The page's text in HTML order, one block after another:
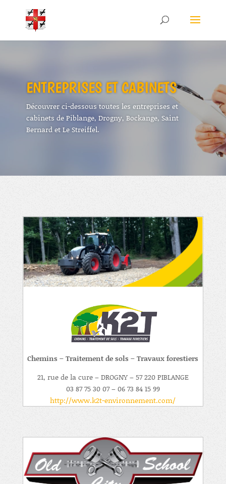
ENTREPRISES ET CABINETS
Découvrer ci-dessous toutes les entreprises et
cabinets de Piblange, Drogny, Bockange, Saint
Bernard et Le Streiffel.
Chemins – Traitement de sols – Travaux forestiers
21, rue de la cure – DROGNY – 57 220 PIBLANGE
03 87 75 30 07 – 06 73 84 15 99
http://www.k2t-environnement.com/